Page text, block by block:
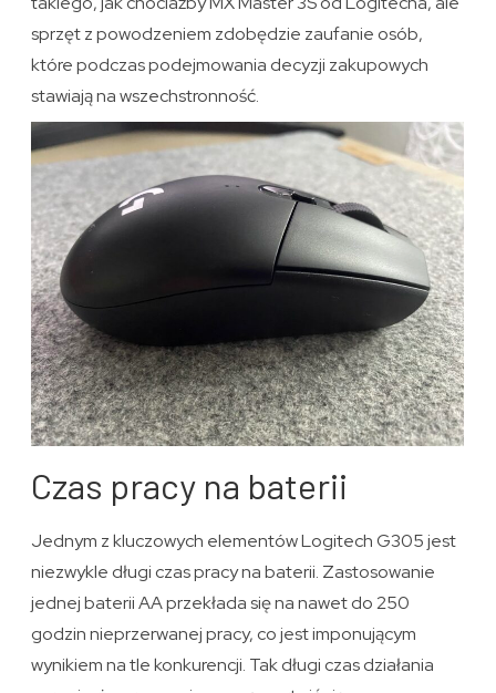
sprzęt z powodzeniem zdobędzie zaufanie osób,
które podczas podejmowania decyzji zakupowych
stawiają na wszechstronność.
Czas pracy na baterii
Jednym z kluczowych elementów Logitech G305 jest
niezwykle długi czas pracy na baterii. Zastosowanie
jednej baterii AA przekłada się na nawet do 250
godzin nieprzerwanej pracy, co jest imponującym
wynikiem na tle konkurencji. Tak długi czas działania